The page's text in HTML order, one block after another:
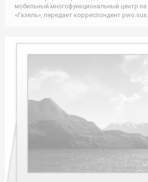
мобильный многофункциональный центр
«Газель», передает корреспондент pwo.suа.